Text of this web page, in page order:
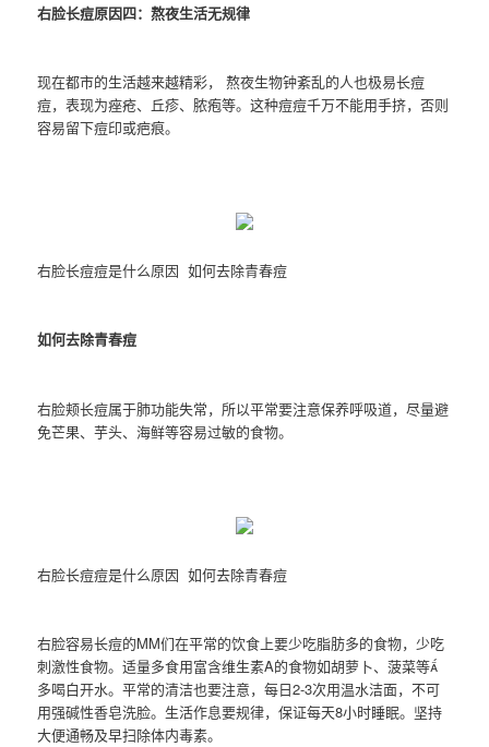
右脸长痘原因四：熬夜生活无规律
现在都市的生活越来越精彩， 熬夜生物钟紊乱的人也极易长痘
痘，表现为痤疮、丘疹、脓疱等。这种痘痘千万不能用手挤，否则
容易留下痘印或疤痕。
右脸长痘痘是什么原因 如何去除青春痘
如何去除青春痘
右脸颊长痘属于肺功能失常，所以平常要注意保养呼吸道，尽量避
免芒果、芋头、海鲜等容易过敏的食物。
右脸长痘痘是什么原因 如何去除青春痘
右脸容易长痘的MM们在平常的饮食上要少吃脂肪多的食物，少吃
刺激性食物。适量多食用富含维生素A的食物如胡萝卜、菠菜等
多喝白开水。平常的清洁也要注意，每日2-3次用温水洁面，不可
用强碱性香皂洗脸。生活作息要规律，保证每天8小时睡眠。坚持
大便通畅及早扫除体内毒素。